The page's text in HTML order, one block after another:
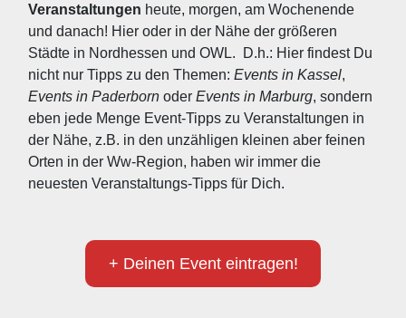
Veranstaltungen heute, morgen, am Wochenende
und danach! Hier oder in der Nähe der größeren
Städte in Nordhessen und OWL.  D.h.: Hier findest Du
nicht nur Tipps zu den Themen: Events in Kassel
Events in Paderborn oder Events in Marburg, sondern
eben jede Menge Event-Tipps zu Veranstaltungen in
der Nähe, z.B. in den unzähligen kleinen aber feinen
Orten in der Ww-Region, haben wir immer die
neuesten Veranstaltungs-Tipps für Dich.
+ Deinen Event eintragen!